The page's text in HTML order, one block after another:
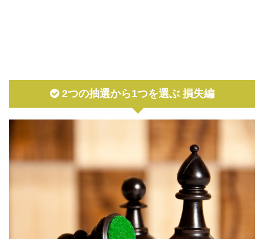
2つの抽選から1つを選ぶ 損失編